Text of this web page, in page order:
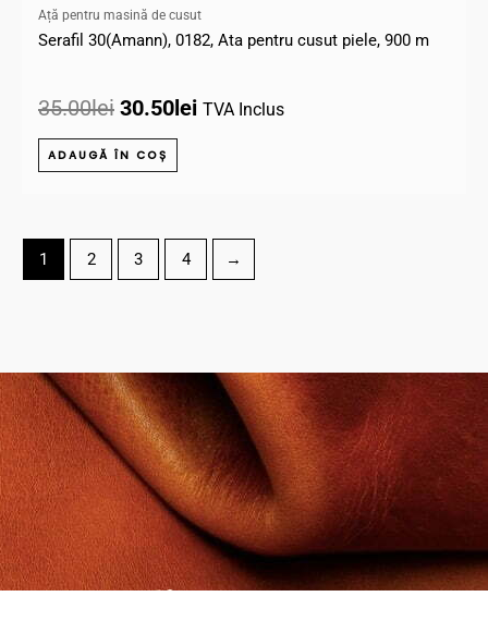
Ață pentru masină de cusut
Serafil 30(Amann), 0182, Ata pentru cusut piele, 900 m
35.00lei
fost:
35.00lei.
30.50lei
30.50lei.
TVA Inclus
ADAUGĂ ÎN COȘ
1 2 3 4 →